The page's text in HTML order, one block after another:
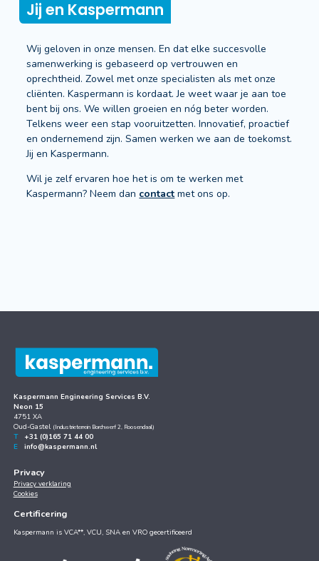
Jij en Kaspermann
Wij geloven in onze mensen. En dat elke succesvolle
samenwerking is gebaseerd op vertrouwen en
oprechtheid. Zowel met onze specialisten als met onze
cliënten. Kaspermann is kordaat. Je weet waar je aan toe
bent bij ons. We willen groeien en nóg beter worden.
Telkens weer een stap vooruitzetten. Innovatief, proactief
en ondernemend zijn. Samen werken we aan de toekomst.
Jij en Kaspermann.
Wil je zelf ervaren hoe het is om te werken met
Kaspermann? Neem dan contact met ons op.
Kaspermann Engineering Services B.V.
Neon 15
4751 XA
Oud-Gastel (Industrieterrein Borchwerf 2, Roosendaal)
T
+31 (0)165 71 44 00
E
info@kaspermann.nl
Privacy
Privacy verklaring
Cookies
Certificering
Kaspermann is VCA**, VCU, SNA en VRO gecertificeerd